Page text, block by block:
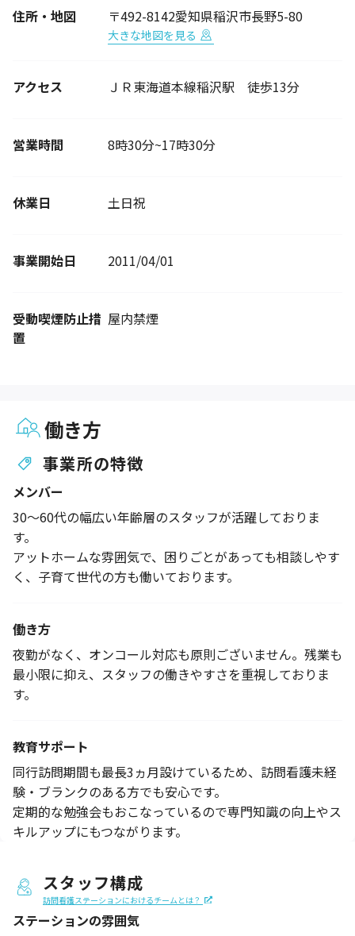
住所・地図
〒492-8142愛知県稲沢市長野5-80
大きな地図を見る
アクセス ＪＲ東海道本線稲沢駅 徒歩13分
営業時間 8時30分~17時30分
休業日 土日祝
事業開始日 2011/04/01
受動喫煙防止措
置
屋内禁煙
働き方
事業所の特徴
メンバー
30～60代の幅広い年齢層のスタッフが活躍しておりま
す。
アットホームな雰囲気で、困りごとがあっても相談しやす
く、子育て世代の方も働いております。
働き方
夜勤がなく、オンコール対応も原則ございません。残業も
最小限に抑え、スタッフの働きやすさを重視しておりま
す。
教育サポート
同行訪問期間も最長3ヵ月設けているため、訪問看護未経
験・ブランクのある方でも安心です。
定期的な勉強会もおこなっているので専門知識の向上やス
キルアップにもつながります。
スタッフ構成
訪問看護ステーションにおけるチームとは？
ステーションの雰囲気